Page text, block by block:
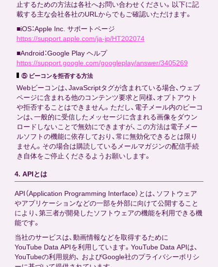
止するための方法は各社へお問い合わせください。以下に記
載する主な会社各社のURLからでもご確認いただけます。
■iOS：Apple Inc. サポートページ
https://support.apple.com/ja-jp/HT202074
■Android：Google Play ヘルプ
https://support.google.com/googleplay/answer/3405269
⑤ ビーコンを拒否する方法
Webビーコンは、JavaScriptタグが含まれている場合、ウェブ
ページに含まれる他のコンテンツ要求と同様、オプトアウト
や拒否することはできません。ただし、電子メール内のビーコ
ンは、一般的に受信したメッセージに含まれる画像をダウン
ロードしないことで無効にできますが、この方法は電子メー
ルソフトの機能に依存しており、常に無効化できるとは限り
ません。その場合は購読しているメールマガジンの配信手続
き自体をご停止くださるようお願いします。
4. APIとは
API（Application Programming Interface）とは、ソフトウェア
やアプリケーションなどの一部を外部に向けて公開すること
により、第三者が開発したソフトウェアの機能を利用できる機
能です。
当社のサービスは、動画情報などを取得するために
YouTube Data APIを利用しています。YouTube Data APIは、
YouTubeの利用規約、 およびGoogle社のプライバシーポリシ